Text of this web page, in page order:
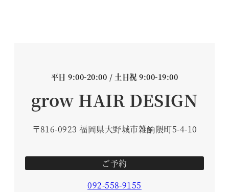
平日 9:00-20:00 / 土日祝 9:00-19:00
grow HAIR DESIGN
〒816-0923 福岡県大野城市雑餉隈町5-4-10
ご予約
092-558-9155